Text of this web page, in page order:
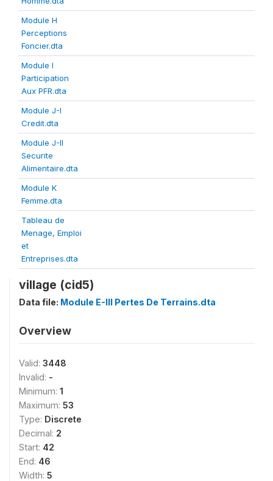
Module H
Perceptions
Foncier.dta
Module I
Participation
Aux PFR.dta
Module J-I
Credit.dta
Module J-II
Securite
Alimentaire.dta
Module K
Femme.dta
Tableau de
Menage, Emploi
et
Entreprises.dta
village (cid5)
Data file: Module E-III Pertes De Terrains.dta
Overview
Valid: 3448
Invalid: -
Minimum: 1
Maximum: 53
Type: Discrete
Decimal: 2
Start: 42
End: 46
Width: 5